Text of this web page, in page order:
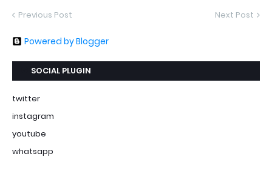
Previous Post Next Post
Powered by Blogger
SOCIAL PLUGIN
twitter
instagram
youtube
whatsapp